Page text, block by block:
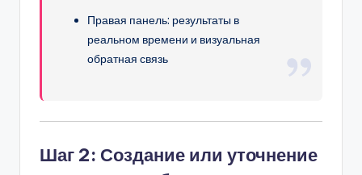
Правая панель: результаты в
реальном времени и визуальная
обратная связь
Шаг 2: Создание или уточнение